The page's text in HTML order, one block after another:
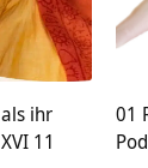
ihr
11
01